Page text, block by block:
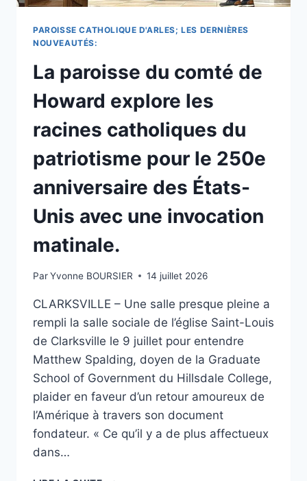
&
PETIT
PAROISSE CATHOLIQUE D'ARLES; LES DERNIÈRES
NOUVEAUTÉS:
La paroisse du comté de
Howard explore les
racines catholiques du
patriotisme pour le 250e
anniversaire des États-
Unis avec une invocation
matinale.
ParYvonne BOURSIER 14 juillet 2026
CLARKSVILLE – Une salle presque pleine a
rempli la salle sociale de l’église Saint-Louis
de Clarksville le 9 juillet pour entendre
Matthew Spalding, doyen de la Graduate
School of Government du Hillsdale College,
plaider en faveur d’un retour amoureux de
l’Amérique à travers son document
fondateur. « Ce qu’il y a de plus affectueux
dans…